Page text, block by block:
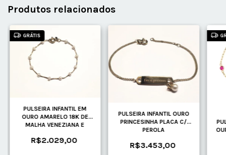
Produtos relacionados
GRÁTIS
PULSEIRA INFANTIL EM
OURO AMARELO 18K DE
MALHA VENEZIANA E
R$2.029,00
PULSEIRA INFANTIL OURO
PRINCESINHA PLACA C/
PEROLA
R$3.453,00